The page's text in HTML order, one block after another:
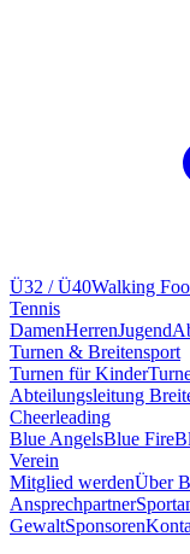
Ü32 / Ü40Walking
Tennis
DamenHerrenJugend
Turnen & Breitensport
Turnen für Kinder
Abteilungsleitung
Cheerleading
Blue AngelsBlue Fire
Verein
Mitglied werdenÜber
Ansprechpartner
GewaltSponsoren